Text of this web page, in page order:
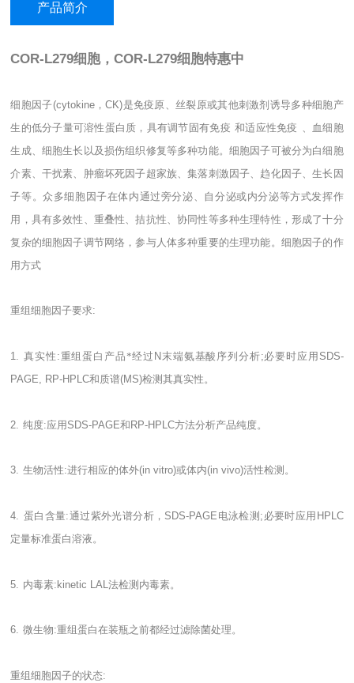
产品简介
COR-L279细胞，COR-L279细胞特惠中
细胞因子(cytokine，CK)是免疫原、丝裂原或其他刺激剂诱导多种细胞产
生的低分子量可溶性蛋白质，具有调节固有免疫 和适应性免疫
、血细胞
生成、细胞生长以及损伤组织修复等多种功能。细胞因子可被分为白细胞
介素、干扰素、肿瘤坏死因子超家族、集落刺激因子、趋化因子、生长因
子等。众多细胞因子在体内通过旁分泌、自分泌或内分泌等方式发挥作
用，具有多效性、重叠性、拮抗性、协同性等多种生理特性，形成了十分
复杂的细胞因子调节网络，参与人体多种重要的生理功能。细胞因子的作
用方式
重组细胞因子要求:
1. 真实性 :重组蛋白产品*经过 N末端氨基酸序列分析;必要时应用 SDS-
PAGE, RP-HPLC和质谱(MS)检测其真实性。
2. 纯度:应用 SDS-PAGE和 RP-HPLC方法分析产品纯度。
3. 生物活性:进行相应的体外(in vitro)或体内(in vivo)活性检测。
4. 蛋白含量:通过紫外光谱分析， SDS-PAGE 电泳检测 ; 必要时应用 HPLC
定量标准蛋白溶液。
5. 内毒素:kinetic LAL法检测内毒素。
6. 微生物:重组蛋白在装瓶之前都经过滤除菌处理。
重组细胞因子的状态: